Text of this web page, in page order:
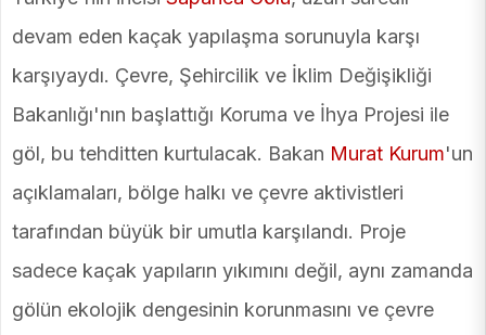
devam eden kaçak yapılaşma sorunuyla karşı
karşıyaydı. Çevre, Şehircilik ve İklim Değişikliği
Bakanlığı'nın başlattığı Koruma ve İhya Projesi ile
göl, bu tehditten kurtulacak. Bakan Murat Kurum'un
açıklamaları, bölge halkı ve çevre aktivistleri
tarafından büyük bir umutla karşılandı. Proje
sadece kaçak yapıların yıkımını değil, aynı zamanda
gölün ekolojik dengesinin korunmasını ve çevre